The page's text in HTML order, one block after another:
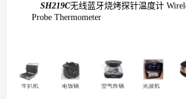
SH219C无线蓝牙烧烤探针温度计
Probe Thermometer